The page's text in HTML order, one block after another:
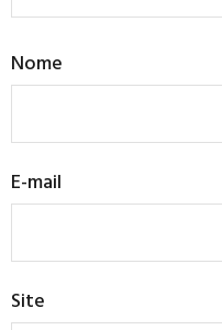
Nome
E-mail
Site